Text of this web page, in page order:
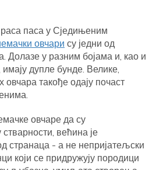
раса паса у Сједињеним
овчари су једни од
Долазе у разним бојама и, као и
дупле бунде. Велике,
такође одају почаст
овчаре да су
већина је
странаца - а не непријатељски
који се придружују породици